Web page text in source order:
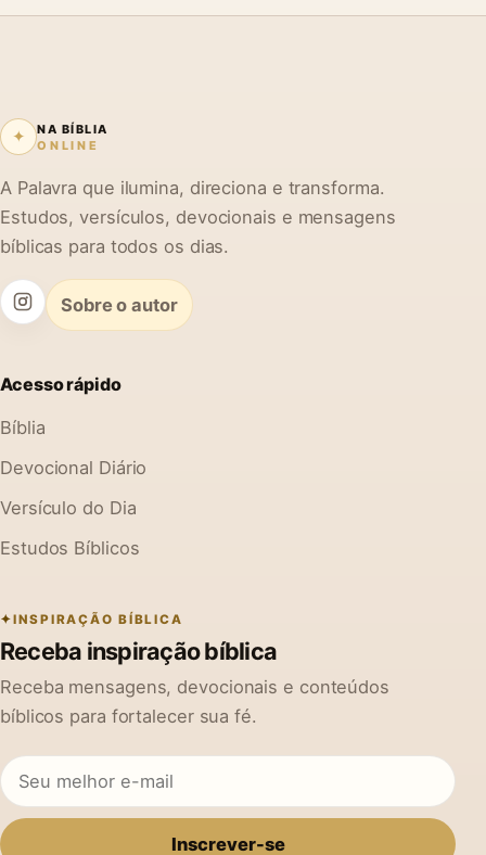
✦
NA BÍBLIA
ONLINE
A Palavra que ilumina, direciona e transforma.
Estudos, versículos, devocionais e mensagens
bíblicas para todos os dias.
Sobre o autor
Acesso rápido
Bíblia
Devocional Diário
Versículo do Dia
Estudos Bíblicos
INSPIRAÇÃO BÍBLICA
Receba inspiração bíblica
Receba mensagens, devocionais e conteúdos
bíblicos para fortalecer sua fé.
Inscrever-se